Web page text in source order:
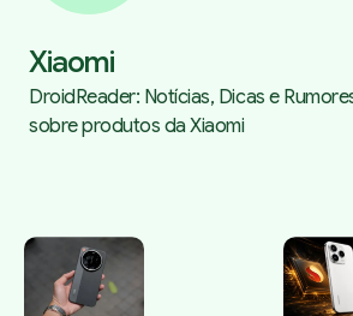
Xiaomi
DroidReader: Notícias, Dicas e
sobre produtos da Xiaomi
Posts tagged with Xiaomi